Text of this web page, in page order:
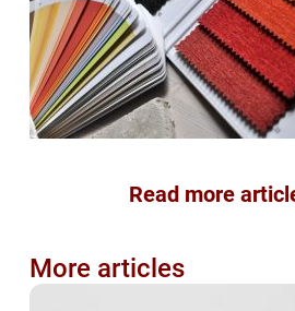
Read more
More articles